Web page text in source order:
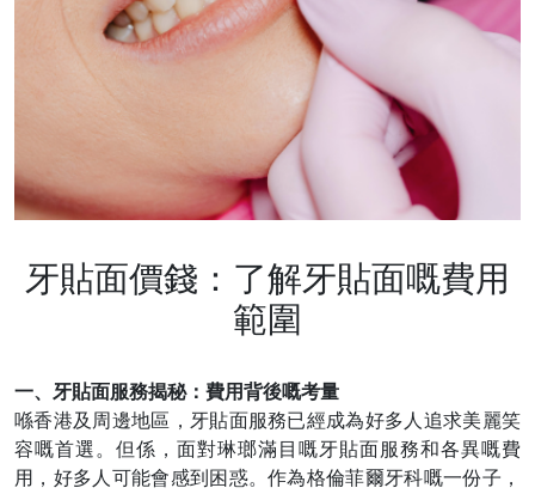
牙貼面價錢：了解牙貼面嘅費用
範圍
一、牙貼面服務揭秘：費用背後嘅考量
喺香港及周邊地區，牙貼面服務已經成為好多人追求美麗笑
容嘅首選。但係，面對琳瑯滿目嘅牙貼面服務和各異嘅費
用，好多人可能會感到困惑。作為格倫菲爾牙科嘅一份子，